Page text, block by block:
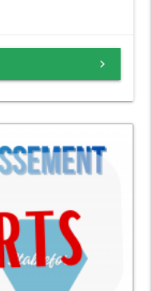
keyboard_arrow_right